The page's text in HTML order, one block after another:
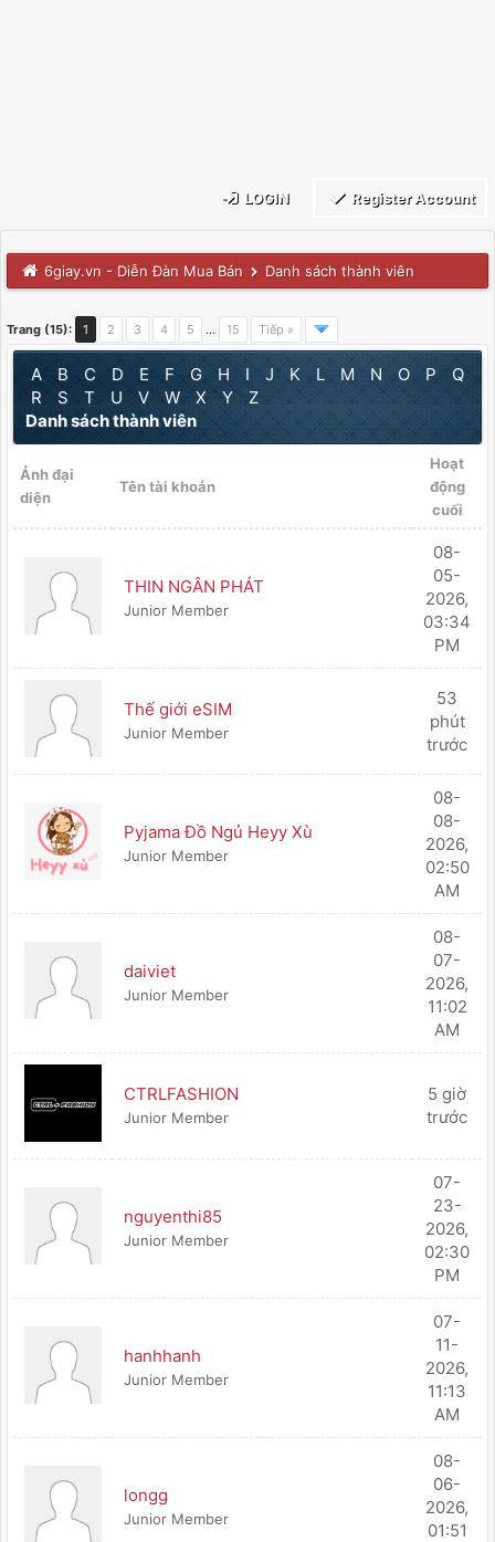
LOGIN Register Account
6giay.vn - Diễn Đàn Mua Bán Danh sách thành viên
Trang (15): 1 2 3 4 5 … 15 Tiếp »
A B C D E F G H I J K L M N O P
Q
R
S T U V W X Y
Z
Danh sách thành viên
Ảnh đại
diện
Tên tài khoản
Hoạt
động
cuối
THIN NGÂN PHÁT
Junior Member
08-
05-
2026,
03:34
PM
Thế giới eSIM
Junior Member
53
phút
trước
Pyjama Đồ Ngủ Heyy Xù
Junior Member
08-
08-
2026,
02:50
AM
daiviet
Junior Member
08-
07-
2026,
11:02
AM
CTRLFASHION
Junior Member
5 giờ
trước
nguyenthi85
Junior Member
07-
23-
2026,
02:30
PM
hanhhanh
Junior Member
07-
11-
2026,
11:13
AM
longg
Junior Member
08-
06-
2026,
01:51